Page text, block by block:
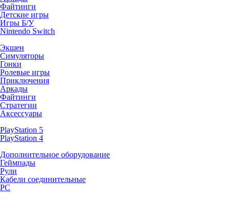
Файтинги
Детские игры
Игры Б/У
Nintendo Switch
Экшен
Симуляторы
Гонки
Ролевые игры
Приключения
Аркады
Файтинги
Стратегии
Аксессуары
PlayStation 5
PlayStation 4
Дополнительное оборудование
Геймпады
Рули
Кабели соединительные
PC